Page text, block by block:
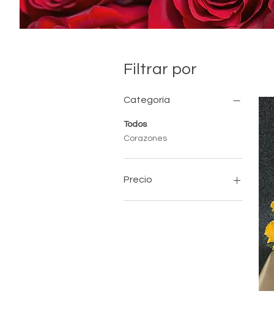
Filtrar por
Categoría
Todos
Corazones
Precio